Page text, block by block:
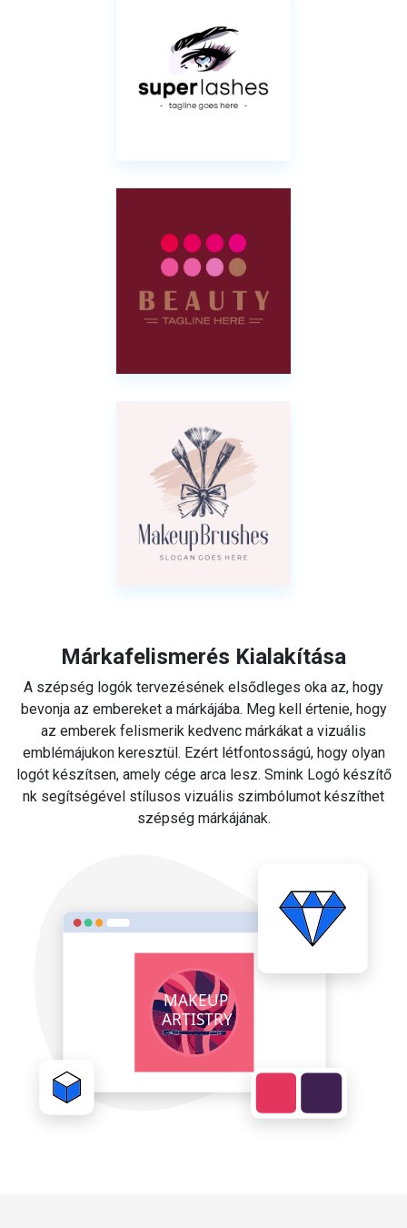
Márkafelismerés Kialakítása
A szépség logók tervezésének elsődleges oka az, hogy
bevonja az embereket a márkájába. Meg kell értenie, hogy
az emberek felismerik kedvenc márkákat a vizuális
emblémájukon keresztül. Ezért létfontosságú, hogy olyan
logót készítsen, amely cége arca lesz. Smink Logó készítő
nk segítségével stílusos vizuális szimbólumot készíthet
szépség márkájának.